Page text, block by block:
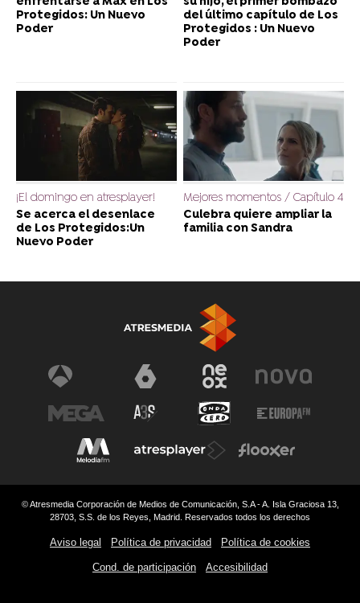
Protegidos: Un Nuevo
Poder
del último capítulo de Los
Protegidos : Un Nuevo
Poder
¡El domingo en atresplayer!
Se acerca el desenlace
de Los Protegidos:Un
Nuevo Poder
Mejores momentos / Capítulo 4
Culebra quiere ampliar la
familia con Sandra
© Atresmedia Corporación de Medios de Comunicación, S.A - A. Isla Graciosa 13,
28703, S.S. de los Reyes, Madrid. Reservados todos los derechos
Aviso legal Política de privacidad Política de cookies
Cond. de participación Accesibilidad